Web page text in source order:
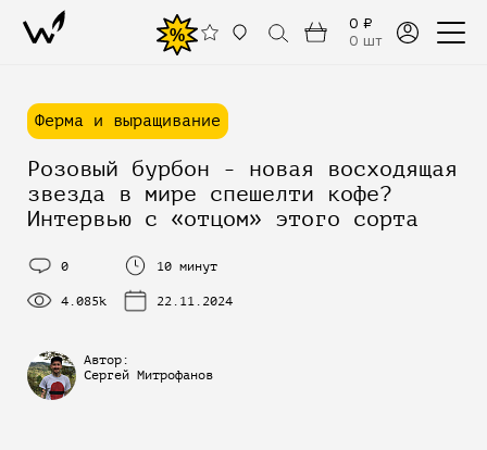
%
0 ₽
0 шт
Ферма и выращивание
Розовый бурбон - новая восходящая
звезда в мире спешелти кофе?
Интервью с «отцом» этого сорта
0
4.085k
10 минут
22.11.2024
Автор:
Сергей Митрофанов